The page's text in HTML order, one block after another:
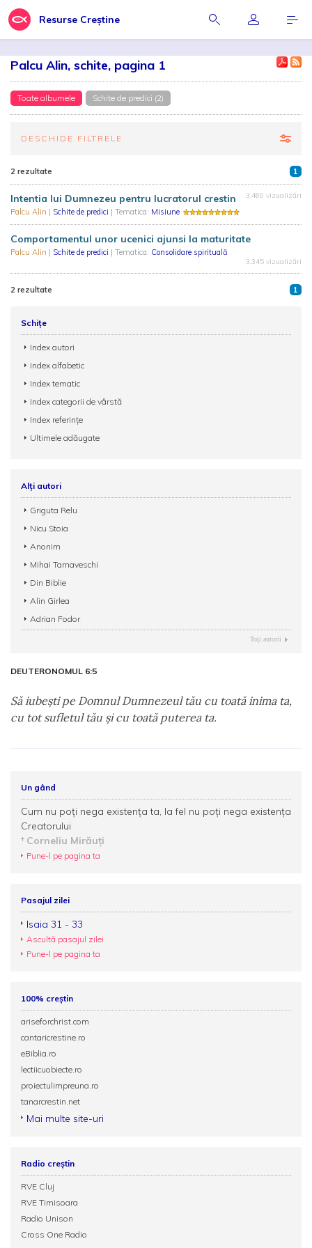
Resurse Creștine
Palcu Alin, schite, pagina 1
Toate albumele Schite de predici (2)
DESCHIDE FILTRELE
2 rezultate 1
Intentia lui Dumnezeu pentru lucratorul crestin
Palcu Alin | Schite de predici | Tematica: Misiune
3.469 vizualizări
Comportamentul unor ucenici ajunsi la maturitate
Palcu Alin | Schite de predici | Tematica: Consolidare spirituală
3.345 vizualizări
2 rezultate 1
Schițe
Index autori
Index alfabetic
Index tematic
Index categorii de vârstă
Index referințe
Ultimele adăugate
Alți autori
Griguta Relu
Nicu Stoia
Anonim
Mihai Tarnaveschi
Din Biblie
Alin Girlea
Adrian Fodor
Toţi autorii
DEUTERONOMUL 6:5
Să iubeşti pe Domnul Dumnezeul tău cu toată inima ta,
cu tot sufletul tău şi cu toată puterea ta.
Un gând
Cum nu poţi nega existenţa ta, la fel nu poţi nega existenţa
Creatorului
Corneliu Mirăuţi
Pune-l pe pagina ta
Pasajul zilei
Isaia 31 - 33
Ascultă pasajul zilei
Pune-l pe pagina ta
100% creștin
ariseforchrist.com
cantaricrestine.ro
eBiblia.ro
lectiicuobiecte.ro
proiectulimpreuna.ro
tanarcrestin.net
Mai multe site-uri
Radio creștin
RVE Cluj
RVE Timisoara
Radio Unison
Cross One Radio